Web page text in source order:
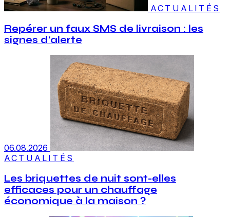
ACTUALITÉS
Repérer un faux SMS de livraison : les
signes d'alerte
06.08.2026
ACTUALITÉS
Les briquettes de nuit sont-elles
efficaces pour un chauffage
économique à la maison ?